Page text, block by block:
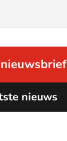
nieuws